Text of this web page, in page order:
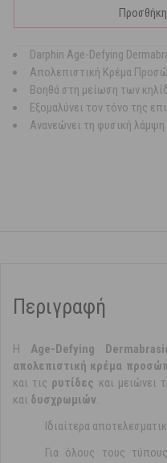
Darphin Age-Defying
Απολεπιστική Κρέμα
Βοηθά στη μείωση των
Εξομαλύνει τον τόνο της
Ανανεώνει τη φυσική λάμψη
Περιγραφή
Η Age-Defying
απολεπιστική κρέμα
και τις ρυτίδες και μειώνει
και δυσχρωμιών.
Ιδιαίτερα
Για όλους τους